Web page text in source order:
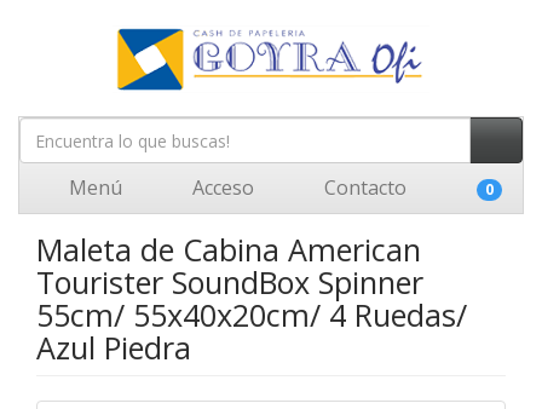
Menú Acceso Contacto 0
Maleta de Cabina American
Tourister SoundBox Spinner
55cm/ 55x40x20cm/ 4 Ruedas/
Azul Piedra